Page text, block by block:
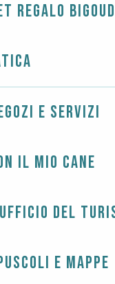
regalo
e servizi
il mio cane
del
e mappe